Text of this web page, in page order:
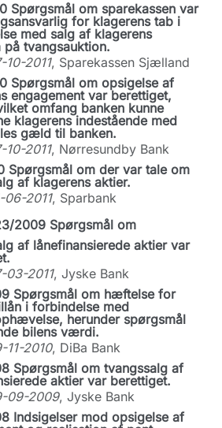
Spørgsmål om sparekassen var
for klagerens tab i
med salg af klagerens
på tvangsauktion.
10-2011, Sparekassen Sjælland
Spørgsmål om opsigelse af
engagement var berettiget,
omfang banken kunne
klagerens indestående med
gæld til banken.
10-2011, Nørresundby Bank
Spørgsmål om der var tale om
af klagerens aktier.
06-2011, Sparbank
2009 Spørgsmål om
af lånefinansierede aktier var
03-2011, Jyske Bank
Spørgsmål om hæftelse for
i forbindelse med
herunder spørgsmål
bilens værdi.
11-2010, DiBa Bank
Spørgsmål om tvangssalg af
aktier var berettiget.
09-2009, Jyske Bank
Indsigelser mod opsigelse af